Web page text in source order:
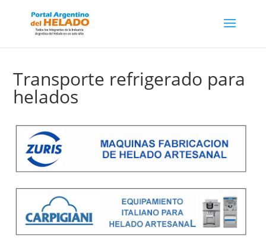
Transporte refrigerado para
helados